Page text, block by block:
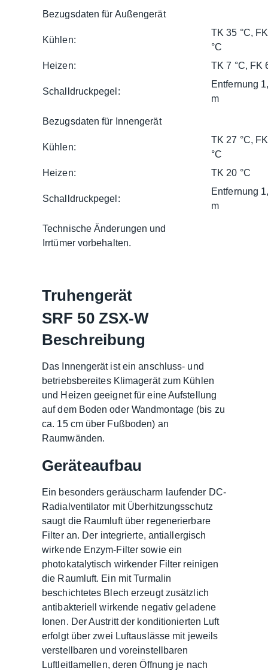
Bezugsdaten für Außengerät
Kühlen:
TK 35 °C,
°C
Heizen:
TK 7 °C, FK
Schalldruckpegel:
Entfernung
m
Bezugsdaten für Innengerät
Kühlen:
TK 27 °C,
°C
Heizen:
TK 20 °C
Schalldruckpegel:
Entfernung
m
Technische Änderungen und
Irrtümer vorbehalten.
Truhengerät
SRF 50 ZSX-W
Beschreibung
Das Innengerät ist ein anschluss- und
betriebsbereites Klimagerät zum Kühlen
und Heizen geeignet für eine Aufstellung
auf dem Boden oder Wandmontage (bis zu
ca. 15 cm über Fußboden) an
Raumwänden.
Geräteaufbau
Ein besonders geräuscharm laufender DC-
Radialventilator mit Überhitzungsschutz
saugt die Raumluft über regenerierbare
Filter an. Der integrierte, antiallergisch
wirkende Enzym-Filter sowie ein
photokatalytisch wirkender Filter reinigen
die Raumluft. Ein mit Turmalin
beschichtetes Blech erzeugt zusätzlich
antibakteriell wirkende negativ geladene
Ionen. Der Austritt der konditionierten Luft
erfolgt über zwei Luftauslässe mit jeweils
verstellbaren und voreinstellbaren
Luftleitlamellen, deren Öffnung je nach